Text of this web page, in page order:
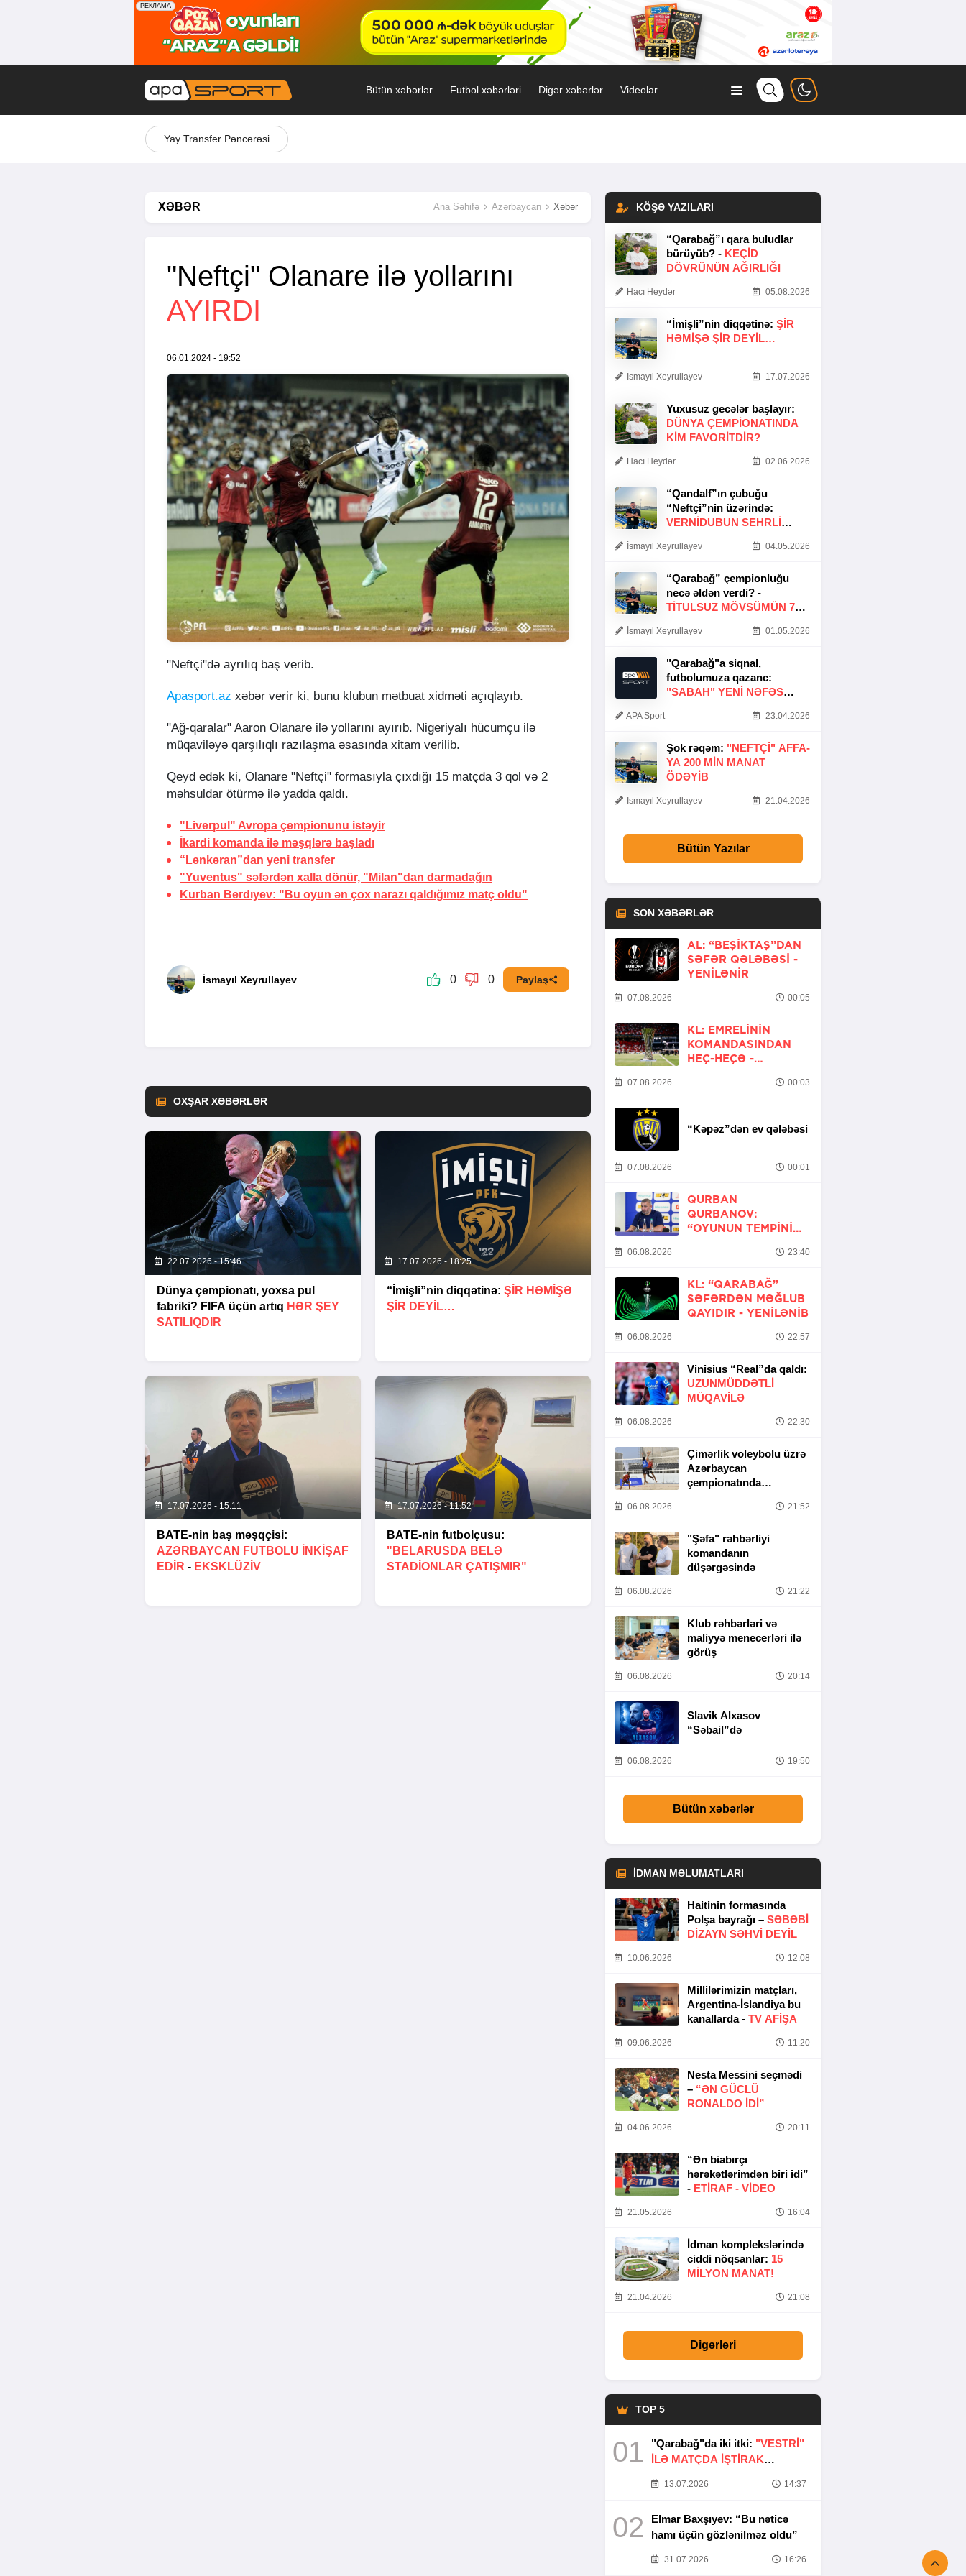
Bütün xəbərlər Futbol xəbərləri Digər xəbərlər Videolar
Yay Transfer Pəncərəsi
XƏBƏR Ana Səhifə Azərbaycan Xəbər
"Neftçi" Olanare ilə yollarını
AYIRDI
06.01.2024 - 19:52
"Neftçi"də ayrılıq baş verib.
Apasport.az xəbər verir ki, bunu klubun mətbuat xidməti açıqlayıb.
"Ağ-qaralar" Aaron Olanare ilə yollarını ayırıb. Nigeriyalı hücumçu ilə
müqaviləyə qarşılıqlı razılaşma əsasında xitam verilib.
Qeyd edək ki, Olanare "Neftçi" formasıyla çıxdığı 15 matçda 3 qol və 2
məhsuldar ötürmə ilə yadda qaldı.
"Liverpul" Avropa çempionunu istəyir
İkardi komanda ilə məşqlərə başladı
“Lənkəran”dan yeni transfer
"Yuventus" səfərdən xalla dönür, "Milan"dan darmadağın
Kurban Berdıyev: "Bu oyun ən çox narazı qaldığımız matç oldu"
İsmayıl Xeyrullayev 0 0 Paylaş
OXŞAR XƏBƏRLƏR
22.07.2026 - 15:46
Dünya çempionatı, yoxsa pul
fabriki? FIFA üçün artıq HƏR ŞEY
SATILIQDIR
17.07.2026 - 18:25
“İmişli”nin diqqətinə: ŞIR HƏMIŞƏ
ŞIR DEYIL…
17.07.2026 - 15:11
BATE-nin baş məşqçisi:
AZƏRBAYCAN FUTBOLU INKIŞAF
EDIR - EKSKLÜZİV
17.07.2026 - 11:52
BATE-nin futbolçusu:
"BELARUSDA BELƏ
STADIONLAR ÇATIŞMIR"
KÖŞƏ YAZILARI
“Qarabağ”ı qara buludlar
bürüyüb? - KEÇID
DÖVRÜNÜN AĞIRLIĞI
Hacı Heydər 05.08.2026
“İmişli”nin diqqətinə: ŞIR
HƏMIŞƏ ŞIR DEYIL…
İsmayıl Xeyrullayev 17.07.2026
Yuxusuz gecələr başlayır:
DÜNYA ÇEMPIONATINDA
KIM FAVORITDIR?
Hacı Heydər 02.06.2026
“Qandalf”ın çubuğu
“Neftçi”nin üzərində:
VERNİDUBUN SEHRLİ
İsmayıl Xeyrullayev 04.05.2026
“Qarabağ” çempionluğu
necə əldən verdi? -
TITULSUZ MÖVSÜMÜN 7
İsmayıl Xeyrullayev 01.05.2026
"Qarabağ"a siqnal,
futbolumuza qazanc:
"SABAH" YENI NƏFƏS
APA Sport 23.04.2026
Şok rəqəm: "NEFTÇI" AFFA-
YA 200 MIN MANAT
ÖDƏYIB
İsmayıl Xeyrullayev 21.04.2026
Bütün Yazılar
SON XƏBƏRLƏR
AL: “BEŞIKTAŞ”DAN
SƏFƏR QƏLƏBƏSI -
YENİLƏNİR
07.08.2026 00:05
KL: EMRELININ
KOMANDASINDAN
HEÇ-HEÇƏ -
07.08.2026 00:03
“Kəpəz”dən ev qələbəsi
07.08.2026 00:01
QURBAN
QURBANOV:
“OYUNUN TEMPINI
06.08.2026 23:40
KL: “QARABAĞ”
SƏFƏRDƏN MƏĞLUB
QAYIDIR - YENİLƏNİB
06.08.2026 22:57
Vinisius “Real”da qaldı:
UZUNMÜDDƏTLİ
MÜQAVİLƏ
06.08.2026 22:30
Çimərlik voleybolu üzrə
Azərbaycan
çempionatında
06.08.2026 21:52
"Şəfa" rəhbərliyi
komandanın
düşərgəsində
06.08.2026 21:22
Klub rəhbərləri və
maliyyə menecerləri ilə
görüş
06.08.2026 20:14
Slavik Alxasov
“Səbail”də
06.08.2026 19:50
Bütün xəbərlər
İDMAN MƏLUMATLARI
Haitinin formasında
Polşa bayrağı – SƏBƏBI
DIZAYN SƏHVI DEYIL
10.06.2026 12:08
Millilərimizin matçları,
Argentina-İslandiya bu
kanallarda - TV AFİŞA
09.06.2026 11:20
Nesta Messini seçmədi
– “ƏN GÜCLÜ
RONALDO IDI”
04.06.2026 20:11
“Ən biabırçı
hərəkətlərimdən biri idi”
- ETIRAF - VİDEO
21.05.2026 16:04
İdman komplekslərində
ciddi nöqsanlar: 15
MILYON MANAT!
21.04.2026 21:08
Digərləri
TOP 5
01 "Qarabağ"da iki itki: "VESTRİ"
İLƏ MATÇDA İŞTİRAK
13.07.2026 14:37
02
Elmar Baxşıyev: “Bu nəticə
hamı üçün gözlənilməz oldu”
31.07.2026 16:26